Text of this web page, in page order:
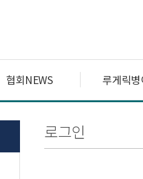
협회NEWS 루게릭
로그인